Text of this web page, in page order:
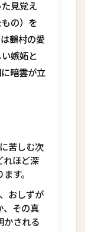
見覚え
の）を
鶴村の愛
嫉妬と
暗雲が立
苦しむ次
れほど深
す。
おしずが
、その真
かされる